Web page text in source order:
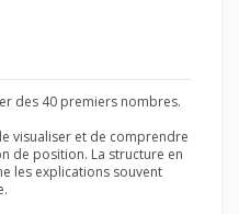
des 40 premiers nombres.
visualiser et de comprendre
de position. La structure en
les explications souvent